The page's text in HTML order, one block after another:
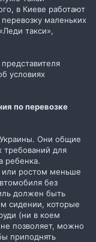
в Киеве работают
маленьких
такси»,
условиях
по перевозке
Они общие
требований для
ребенка.
или ростом меньше
без
должен быть
сидении, которые
(ни в коем
позволяет, можно
приподнять